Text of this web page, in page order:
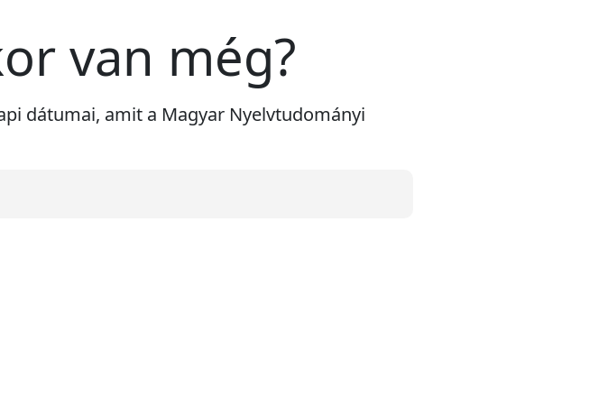
van még?
dátumai, amit a Magyar Nyelvtudományi